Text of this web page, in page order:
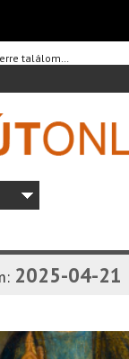
találom…
2025-04-21